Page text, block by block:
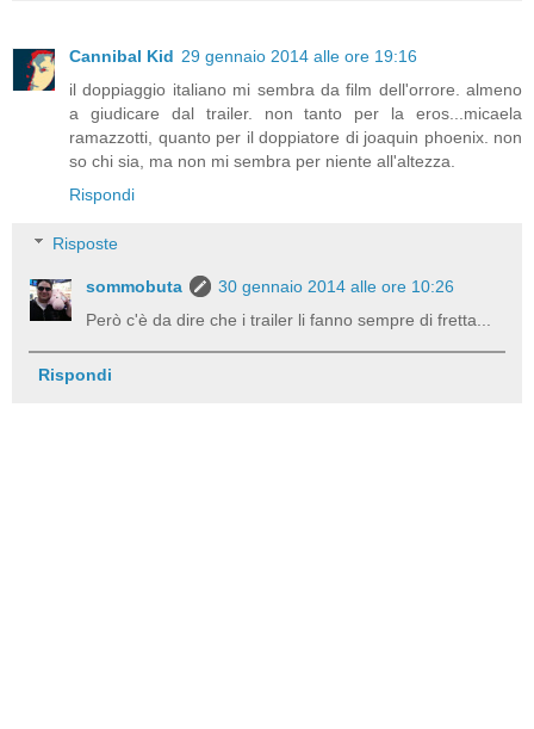
Cannibal Kid 29 gennaio 2014 alle ore 19:16
il doppiaggio italiano mi sembra da film dell'orrore. almeno
a giudicare dal trailer. non tanto per la eros...micaela
ramazzotti, quanto per il doppiatore di joaquin phoenix. non
so chi sia, ma non mi sembra per niente all'altezza.
Rispondi
Risposte
sommobuta
30 gennaio 2014 alle ore 10:26
Però c'è da dire che i trailer li fanno sempre di fretta...
Rispondi